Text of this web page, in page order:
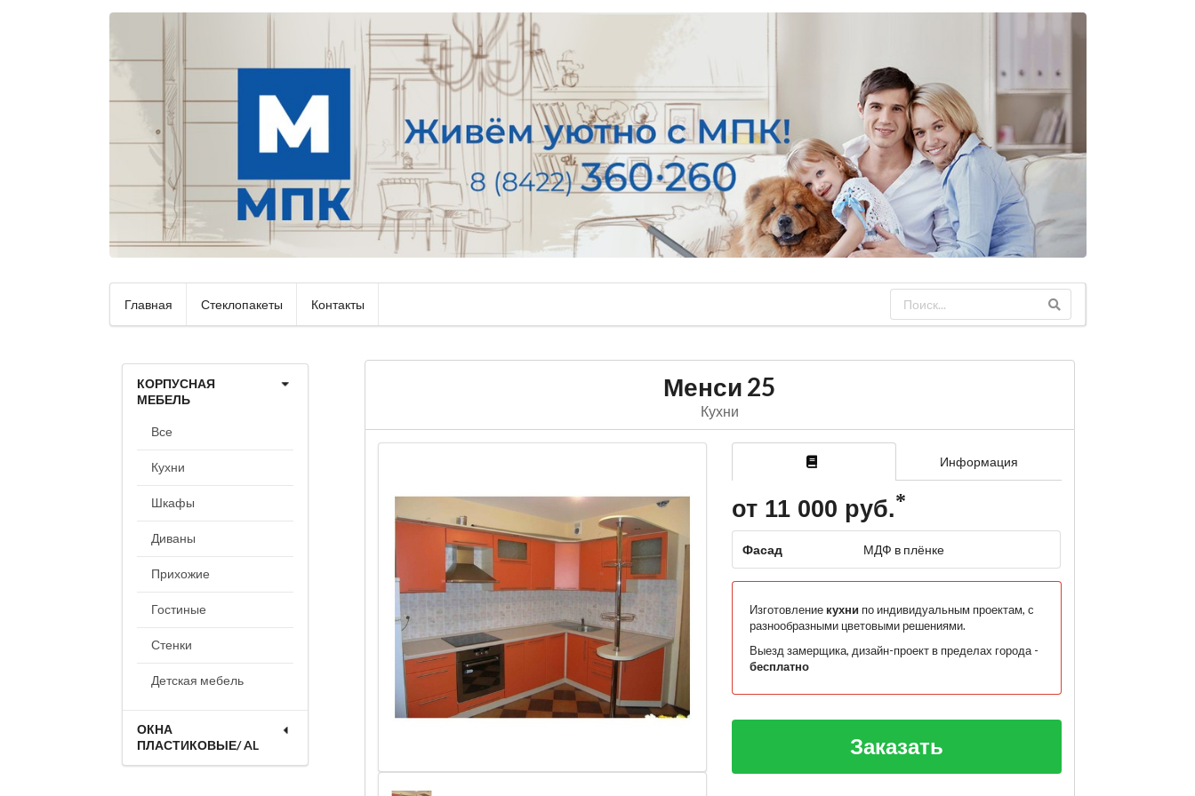
Главная Стеклопакеты Контакты
КОРПУСНАЯ
МЕБЕЛЬ
Все
Кухни
Шкафы
Диваны
Прихожие
Гостиные
Стенки
Детская мебель
ОКНА
ПЛАСТИКОВЫЕ/ AL
Менси 25
Кухни
Информация
от 11 000 руб.
Фасад МДФ в плёнке
Изготовление кухни по индивидуальным проектам, с
разнообразными цветовыми решениями.
Выезд замерщика, дизайн-проект в пределах города -
бесплатно
Заказать